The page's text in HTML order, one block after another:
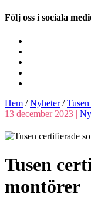
Följ oss i sociala
Hem /Nyheter/
13 december 2023 |
Tusen
montörer